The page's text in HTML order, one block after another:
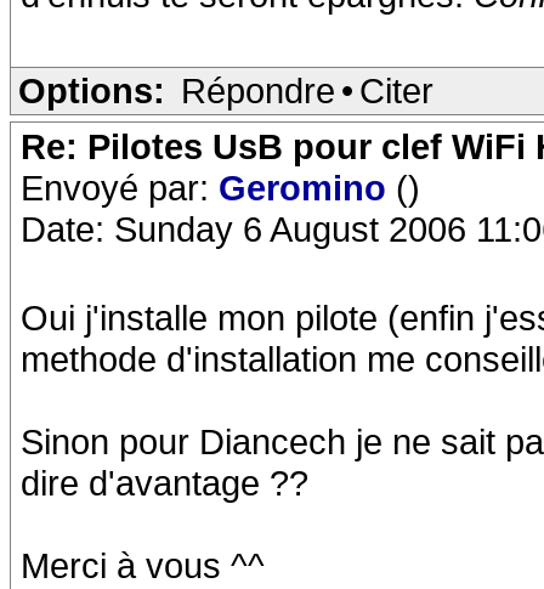
Options: Répondre • Citer
Re: Pilotes UsB pour clef WiFi
Envoyé par: Geromino ()
Date: Sunday 6 August 2006
Oui j'installe mon pilote (enfin
methode d'installation me
Sinon pour Diancech je ne sait
dire d'avantage ??
Merci à vous ^^